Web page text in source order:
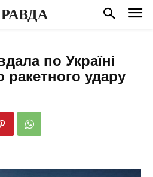
по Україні
ракетного удару